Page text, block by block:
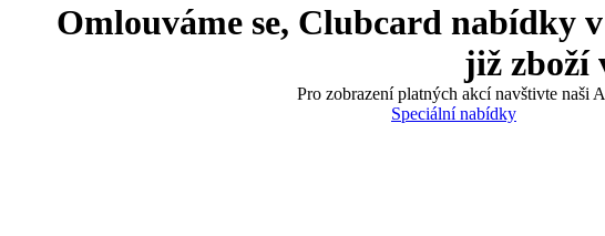
Omlouváme se, Clubcard nabídky
již zboží
Pro zobrazení platných akcí navštivte naši
Speciální nabídky